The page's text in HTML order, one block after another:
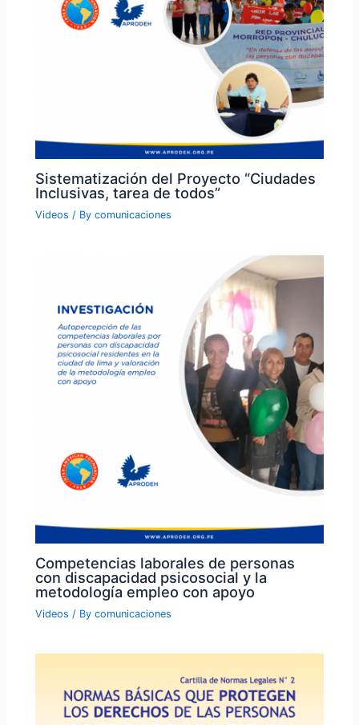
Sistematización del Proyecto “Ciudades
Inclusivas, tarea de todos”
Videos / Bycomunicaciones
Competencias laborales de personas
con discapacidad psicosocial y la
metodología empleo con apoyo
Videos / Bycomunicaciones